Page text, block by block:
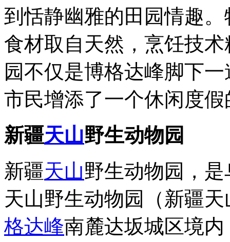
到恬静幽雅的田园情趣
食材取自天然，烹饪技
园不仅是博格达峰脚下
市民增添了一个休闲度假
新疆天山野生动物园
新疆天山野生动物园，
天山野生动物园（新疆
格达峰南麓达坂城区境